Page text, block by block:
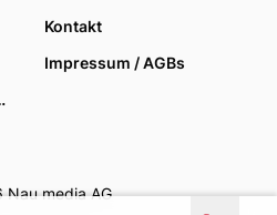
Kontakt
Impressum / AGBs
media AG